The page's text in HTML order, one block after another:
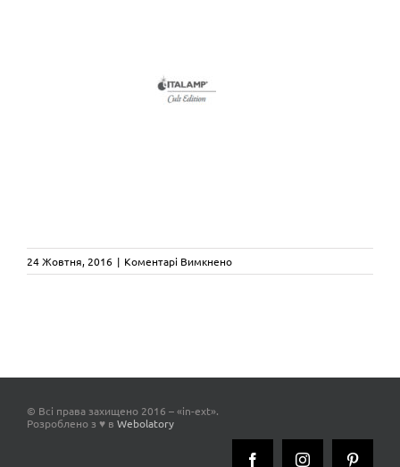
24 Жовтня, 2016 | Коментарі Вимкненодо
cult_edition
© Всі права захищено 2016 – «in-ext».
Розроблено з ♥ в Webolatory